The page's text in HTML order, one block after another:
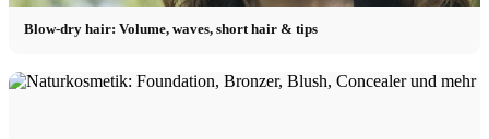
Blow-dry hair: Volume, waves, short hair & tips